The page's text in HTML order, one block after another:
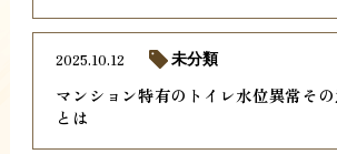
マンション特有のトイレ水位異常そ
とは
2025.10.12 未分類